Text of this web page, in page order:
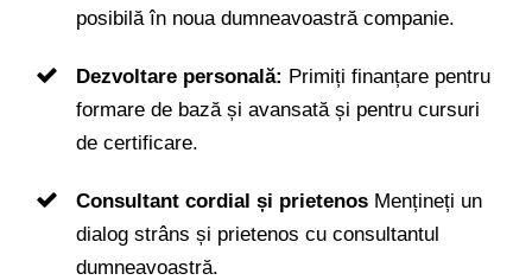
posibilă în noua dumneavoastră companie.
Dezvoltare personală: Primiți finanțare pentru
formare de bază și avansată și pentru cursuri
de certificare.
Consultant cordial și prietenos Mențineți un
dialog strâns și prietenos cu consultantul
dumneavoastră.